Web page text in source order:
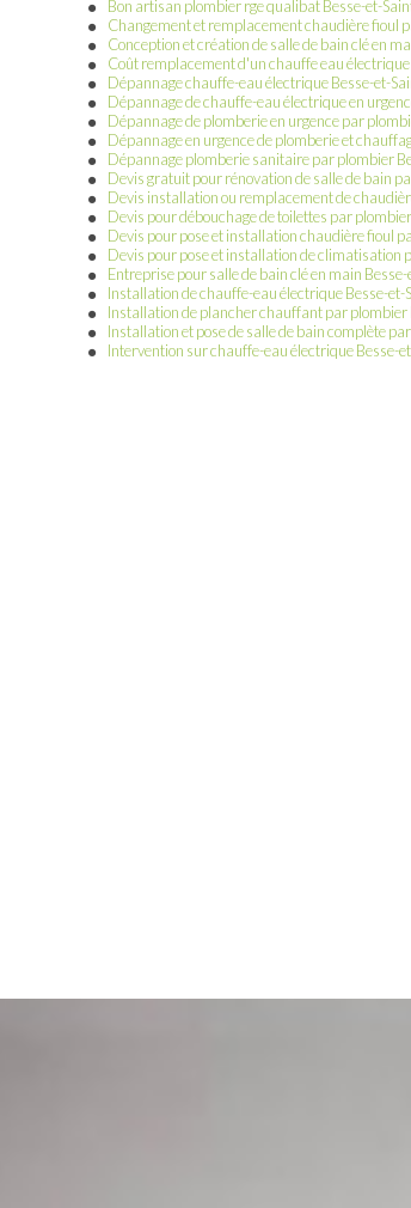
Bon artisan plombier rge qualibat Besse-et-
Changement et remplacement chaudière fioul
Conception et création de salle de bain clé en
Coût remplacement d'un chauffe eau
Dépannage chauffe-eau électrique Besse-et-
Dépannage de chauffe-eau électrique en
Dépannage de plomberie en urgence par
Dépannage en urgence de plomberie et
Dépannage plomberie sanitaire par plombier
Devis gratuit pour rénovation de salle de bain
Devis installation ou remplacement de
Devis pour débouchage de toilettes par
Devis pour pose et installation chaudière fioul
Devis pour pose et installation de
Entreprise pour salle de bain clé en main
Installation de chauffe-eau électrique Besse-
Installation de plancher chauffant par
Installation et pose de salle de bain complète
Intervention sur chauffe-eau électrique Besse-